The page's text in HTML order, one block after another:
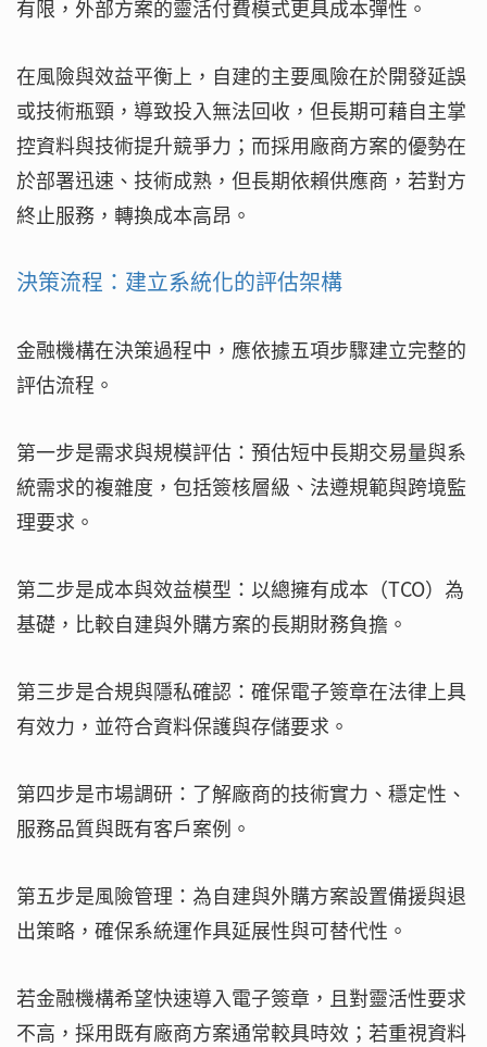
有限，外部方案的靈活付費模式更具成本彈性。
在風險與效益平衡上，自建的主要風險在於開發延誤
或技術瓶頸，導致投入無法回收，但長期可藉自主掌
控資料與技術提升競爭力；而採用廠商方案的優勢在
於部署迅速、技術成熟，但長期依賴供應商，若對方
終止服務，轉換成本高昂。
決策流程：建立系統化的評估架構
金融機構在決策過程中，應依據五項步驟建立完整的
評估流程。
第一步是需求與規模評估：預估短中長期交易量與系
統需求的複雜度，包括簽核層級、法遵規範與跨境監
理要求。
第二步是成本與效益模型：以總擁有成本（TCO）為
基礎，比較自建與外購方案的長期財務負擔。
第三步是合規與隱私確認：確保電子簽章在法律上具
有效力，並符合資料保護與存儲要求。
第四步是市場調研：了解廠商的技術實力、穩定性、
服務品質與既有客戶案例。
第五步是風險管理：為自建與外購方案設置備援與退
出策略，確保系統運作具延展性與可替代性。
若金融機構希望快速導入電子簽章，且對靈活性要求
不高，採用既有廠商方案通常較具時效；若重視資料